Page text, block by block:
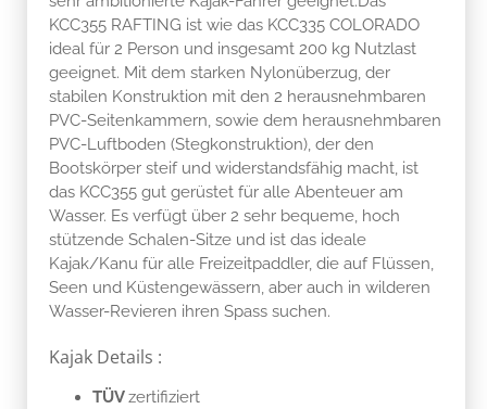
KCC355 RAFTING ist wie das KCC335 COLORADO
ideal für 2 Person und insgesamt 200 kg Nutzlast
geeignet. Mit dem starken Nylonüberzug, der
stabilen Konstruktion mit den 2 herausnehmbaren
PVC-Seitenkammern, sowie dem herausnehmbaren
PVC-Luftboden (Stegkonstruktion), der den
Bootskörper steif und widerstandsfähig macht, ist
das KCC355 gut gerüstet für alle Abenteuer am
Wasser. Es verfügt über 2 sehr bequeme, hoch
stützende Schalen-Sitze und ist das ideale
Kajak/Kanu für alle Freizeitpaddler, die auf Flüssen,
Seen und Küstengewässern, aber auch in wilderen
Wasser-Revieren ihren Spass suchen.
Kajak Details :
TÜVzertifiziert